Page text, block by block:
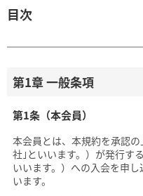
目次
第1章 一般条項
第1条（本会員）
本会員とは、本規約を承認
社｣といいます。）が発行す
いいます。）への入会を申
います。